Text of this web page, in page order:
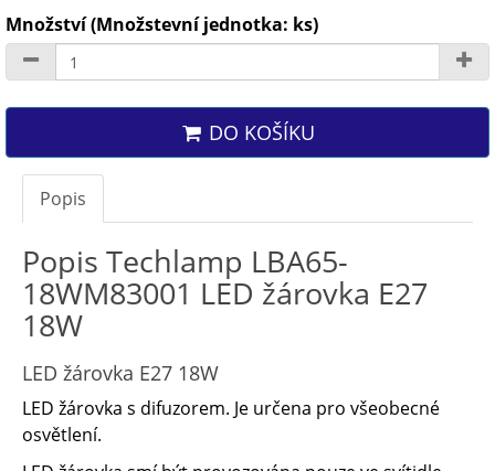
Množství (Množstevní jednotka: ks)
DO KOŠÍKU
Popis
Popis Techlamp LBA65-
18WM83001 LED žárovka E27
18W
LED žárovka E27 18W
LED žárovka s difuzorem. Je určena pro všeobecné
osvětlení.